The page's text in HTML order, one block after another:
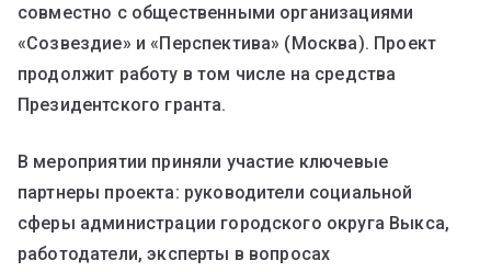
совместно с общественными организациями
«Созвездие» и «Перспектива» (Москва). Проект
продолжит работу в том числе на средства
Президентского гранта.
В мероприятии приняли участие ключевые
партнеры проекта: руководители социальной
сферы администрации городского округа Выкса,
работодатели, эксперты в вопросах